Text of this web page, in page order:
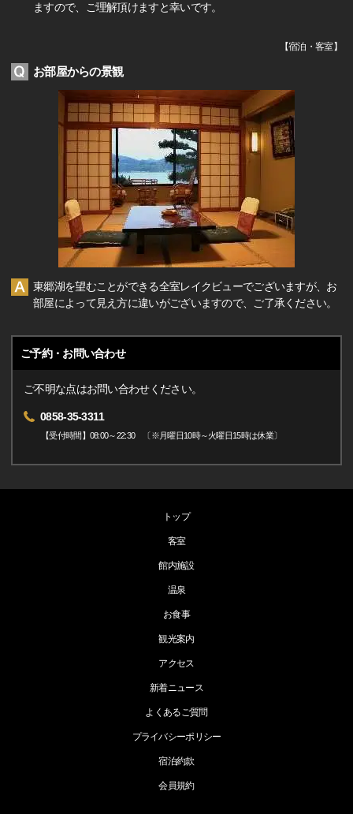
ますので、ご理解頂けますと幸いです。
【宿泊・客室】
お部屋からの景観
東郷湖を望むことができる全室レイクビューでございますが、お
部屋によって見え方に違いがございますので、ご了承ください。
ご予約・お問い合わせ
ご不明な点はお問い合わせください。
0858-35-3311
【受付時間】08:00～22:30 〔※月曜日10時～火曜日15時は休業〕
トップ
客室
館内施設
温泉
お食事
観光案内
アクセス
新着ニュース
よくあるご質問
プライバシーポリシー
宿泊約款
会員規約